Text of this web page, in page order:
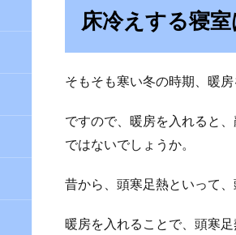
床冷えする寝
そもそも寒い冬の時期、暖
ですので、暖房を入れると
ではないでしょうか。
昔から、頭寒足熱といって
暖房を入れることで、頭寒